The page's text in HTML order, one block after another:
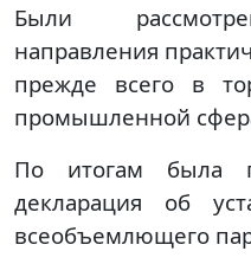
Были
направления
прежде всего в
промышленной
По итогам была
декларация об
всеобъемлющего